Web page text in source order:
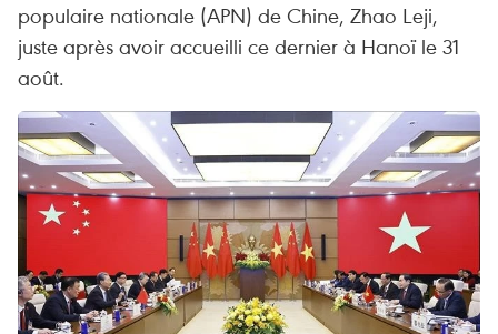
populaire nationale (APN) de Chine, Zhao Leji,
juste après avoir accueilli ce dernier à Hanoï le 31
août.